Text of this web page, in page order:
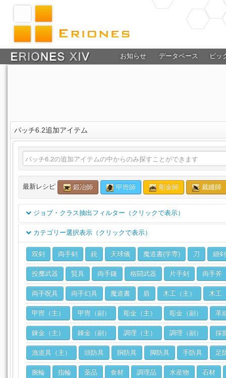
お知らせ データベース ピッ
パッチ6.2追加アイテム
最新レシピ 鍛冶師 甲冑師 彫金師 裁縫師
ジョブ・クラス抽出フィルター（クリックで表示）
クラス
ジョブ
カテゴリー選択表示（クリックで表示）
双剣 両手剣 銃 天球儀 魔道書(学専) 刀 細剣
投擲武器 賢具 両手鎌 格闘武器 片手剣 両手斧
両手呪具 両手幻具 魔道書 盾 木工（主） 木工
甲冑（主） 甲冑（副） 彫金（主） 彫金（副） 革
錬金（主） 錬金（副） 調理（主） 調理（副） 採
漁道具（主） 頭防具 胴防具 脚防具 手防具 足
腕輪 指輪 薬品 食材 調理品 水産物 石材